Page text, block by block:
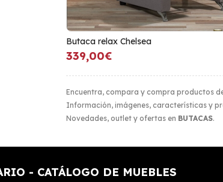
Encuentra, compara y compra productos
Información, imágenes, características y
Novedades, outlet y ofertas en BUTACAS.
Butaca relax Chelsea
339,00€
- CATÁLOGO DE MUEBLES